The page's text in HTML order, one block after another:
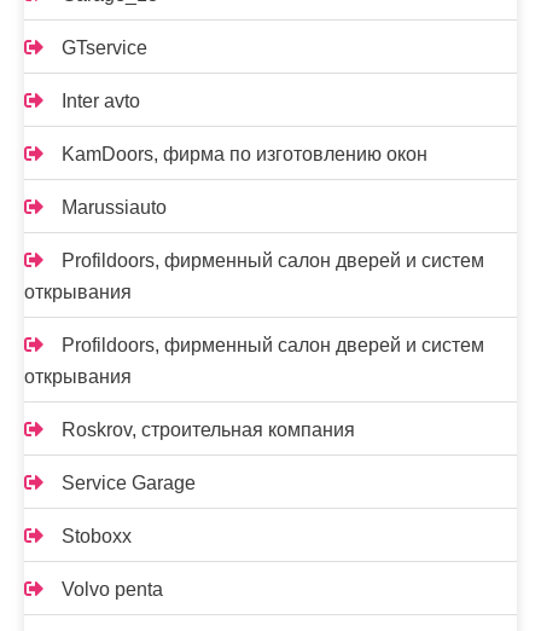
GTservice
Inter avto
KamDoors, фирма по изготовлению окон
Marussiauto
Profildoors, фирменный салон дверей и систем
открывания
Profildoors, фирменный салон дверей и систем
открывания
Roskrov, строительная компания
Service Garage
Stoboxx
Volvo penta